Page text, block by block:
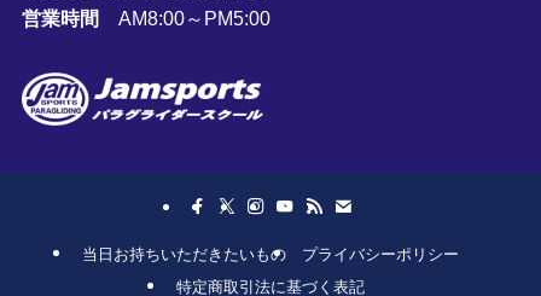
営業時間
AM8:00～PM5:00
当日お持ちいただきたいもの
プライバシーポリシー
特定商取引法に基づく表記